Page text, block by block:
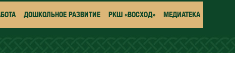
ДОШКОЛЬНОЕ РАЗВИТИЕ РКШ «ВОСХОД» МЕДИАТЕКА